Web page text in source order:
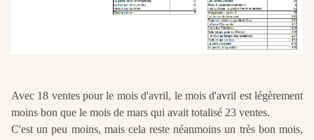
Avec 18 ventes pour le mois d'avril, le mois d'avril est légèrement
moins bon que le mois de mars qui avait totalisé 23 ventes.
C'est un peu moins, mais cela reste néanmoins un très bon mois,